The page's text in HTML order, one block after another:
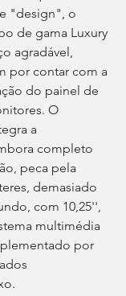
"design", o
de gama Luxury
agradável,
por contar com a
do painel de
O
a
completo
peca pela
demasiado
com 10,25'',
multimédia
por